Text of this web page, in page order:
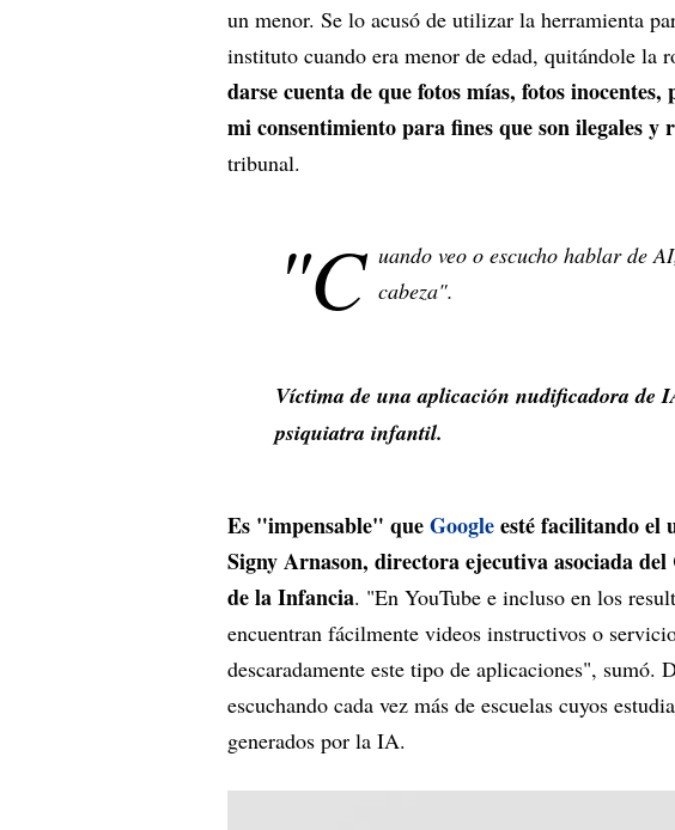
un menor. Se lo acusó de utilizar la herramienta
instituto cuando era menor de edad, quitándole la
darse cuenta de que fotos mías, fotos
mi consentimiento para fines que son ilegales y
tribunal.
"C uando veo o escucho hablar de
cabeza".
Víctima de una aplicación nudificadora de
psiquiatra infantil.
Es "impensable" queGoogleesté facilitando el
Signy Arnason, directora ejecutiva asociada
de la Infancia. "En YouTube e incluso en los
encuentran fácilmente videos instructivos o
descaradamente este tipo de aplicaciones", sumó.
escuchando cada vez más de escuelas cuyos
generados por la IA.